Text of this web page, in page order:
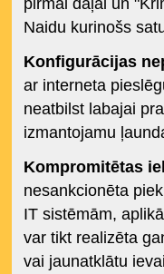
Naidu kurinošs
Konfigurācijas
ar interneta
neatbilst labajai
izmantojamu
Kompromitētas
nesankcionēta
IT sistēmām,
var tikt realizēta
vai jaunatklātu